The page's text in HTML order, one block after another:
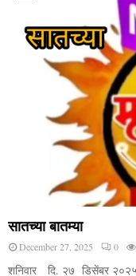
सातच्या बातम्या
December 27, 2025 0
शनिवार दि. २७ डिसेंबर